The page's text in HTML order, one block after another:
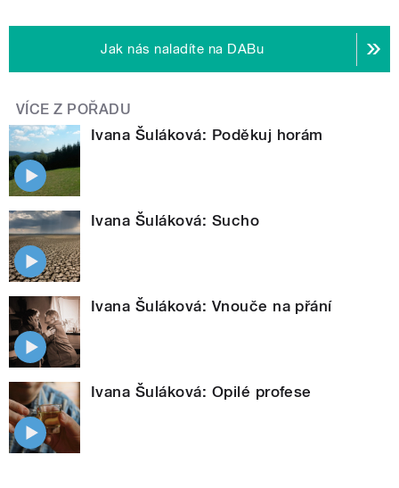
Jak nás naladíte na DABu
VÍCE Z POŘADU
Ivana Šuláková: Poděkuj horám
Ivana Šuláková: Sucho
Ivana Šuláková: Vnouče na přání
Ivana Šuláková: Opilé profese